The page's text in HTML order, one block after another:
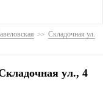
Складочная ул.
ул., 4